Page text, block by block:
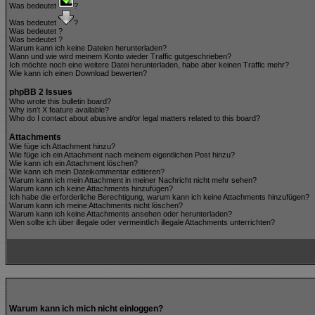
Was bedeutet
?
Was bedeutet
?
Was bedeutet ?
Was bedeutet ?
Warum kann ich keine Dateien herunterladen?
Wann und wie wird meinem Konto wieder Traffic gutgeschrieben?
Ich möchte noch eine weitere Datei herunterladen, habe aber keinen Traffic mehr?
Wie kann ich einen Download bewerten?
phpBB 2 Issues
Who wrote this bulletin board?
Why isn't X feature available?
Who do I contact about abusive and/or legal matters related to this board?
Attachments
Wie füge ich Attachment hinzu?
Wie füge ich ein Attachment nach meinem eigentlichen Post hinzu?
Wie kann ich ein Attachment löschen?
Wie kann ich mein Dateikommentar editieren?
Warum kann ich mein Attachment in meiner Nachricht nicht mehr sehen?
Warum kann ich keine Attachments hinzufügen?
Ich habe die erforderliche Berechtigung, warum kann ich keine Attachments hinzufügen?
Warum kann ich meine Attachments nicht löschen?
Warum kann ich keine Attachments ansehen oder herunterladen?
Wen sollte ich über illegale oder vermeintlich illegale Attachments unterrichten?
Warum kann ich mich nicht einloggen?